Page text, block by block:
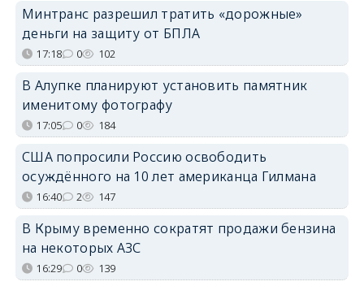
Минтранс разрешил тратить «дорожные»
деньги на защиту от БПЛА
17:18 0 102
В Алупке планируют установить памятник
именитому фотографу
17:05 0 184
США попросили Россию освободить
осуждённого на 10 лет американца Гилмана
16:40 2 147
В Крыму временно сократят продажи бензина
на некоторых АЗС
16:29 0 139